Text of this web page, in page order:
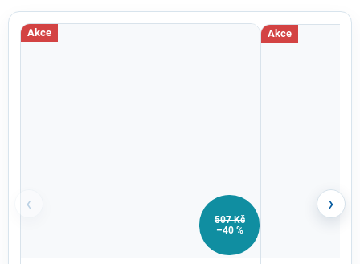
‹
Akce
507 Kč
–40 %
Akce
›